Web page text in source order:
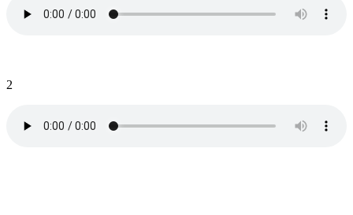
2